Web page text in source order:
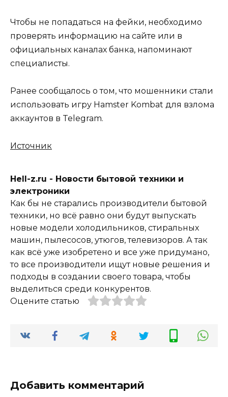
Чтобы не попадаться на фейки, необходимо
проверять информацию на сайте или в
официальных каналах банка, напоминают
специалисты.
Ранее сообщалось о том, что мошенники стали
использовать игру Hamster Kombat для взлома
аккаунтов в Telegram.
Источник
Hell-z.ru - Новости бытовой техники и
электроники
Как бы не старались производители бытовой
техники, но всё равно они будут выпускать
новые модели холодильников, стиральных
машин, пылесосов, утюгов, телевизоров. А так
как всё уже изобретено и все уже придумано,
то все производители ищут новые решения и
подходы в создании своего товара, чтобы
выделиться среди конкурентов.
Оцените статью
Добавить комментарий